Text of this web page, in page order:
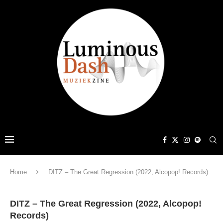
Home DITZ – The Great Regression (2022, Alcopop! Records)
DITZ – The Great Regression (2022, Alcopop!
Records)